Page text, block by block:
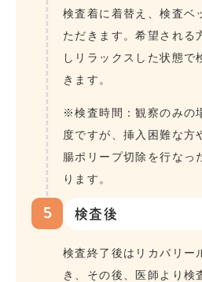
検査着に着替え、検査ベ
ただきます。希望される
しリラックスした状態で
きます。
※検査時間：観察のみの
度ですが、挿入困難な方
腸ポリープ切除を行なっ
ります。
5 検査後
検査終了後はリカバリー
き、その後、医師より検